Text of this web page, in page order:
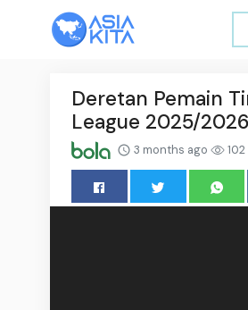
Deretan Pemain
League 2025/
3 months ago 102